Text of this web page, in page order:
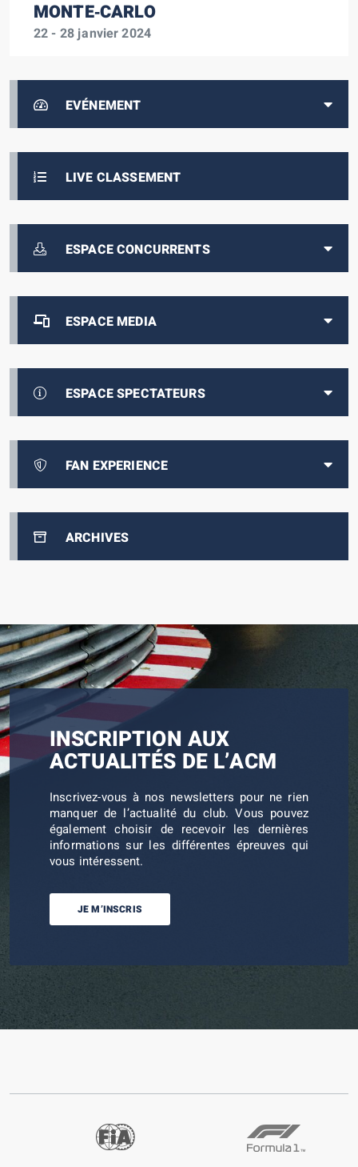
MONTE‑CARLO
22 - 28 janvier 2024
EVÉNEMENT
LIVE CLASSEMENT
ESPACE CONCURRENTS
ESPACE MEDIA
ESPACE SPECTATEURS
FAN EXPERIENCE
ARCHIVES
INSCRIPTION AUX
ACTUALITÉS DE L’ACM
Inscrivez-vous à nos newsletters pour ne rien
manquer de l’actualité du club. Vous pouvez
également choisir de recevoir les dernières
informations sur les différentes épreuves qui
vous intéressent.
JE M’INSCRIS